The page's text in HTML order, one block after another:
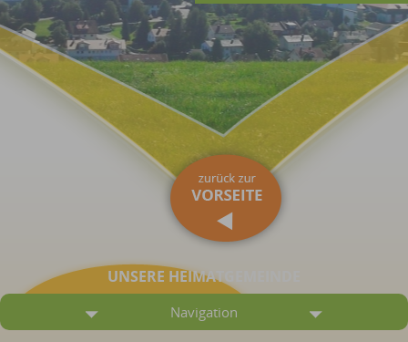
UNSERE HEIMATGEMEINDE
Navigation